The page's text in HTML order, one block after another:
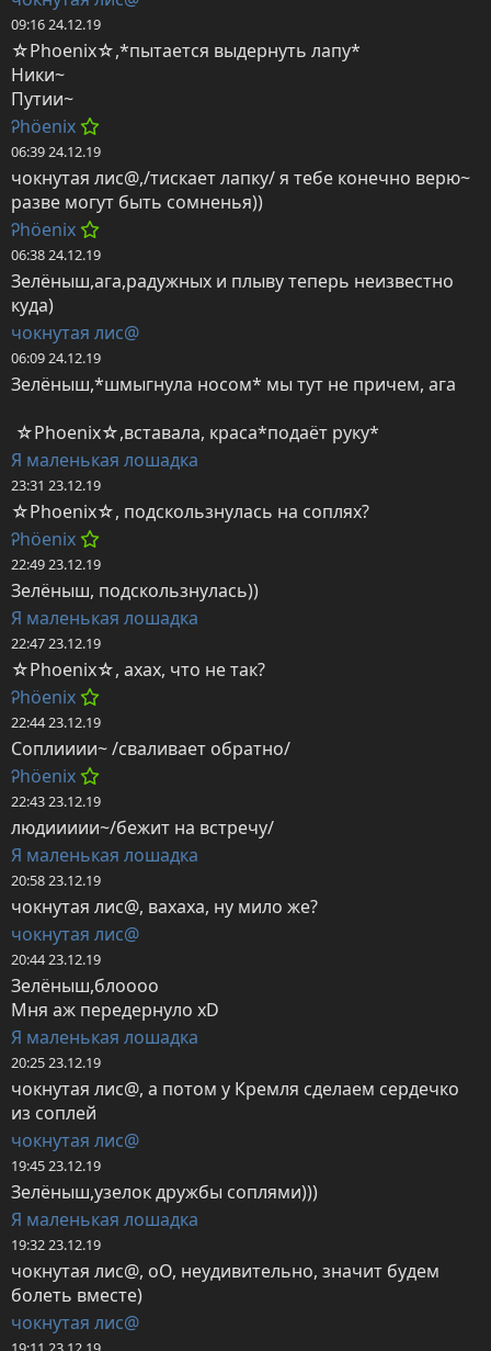
09:16 24.12.19
☆Phoenix☆,*пытается выдернуть лапу*
Ники~
Путии~
Ꭾhöenix
06:39 24.12.19
чокнутая лис@,/тискает лапку/ я тебе конечно верю~
разве могут быть сомненья))
Ꭾhöenix
06:38 24.12.19
Зелёныш,ага,радужных и плыву теперь неизвестно
куда)
чокнутая лис@
06:09 24.12.19
Зелёныш,*шмыгнула носом* мы тут не причем, ага
☆Phoenix☆,вставала, краса*подаёт руку*
Я маленькая лошадка
23:31 23.12.19
☆Phoenix☆, подскользнулась на соплях?
Ꭾhöenix
22:49 23.12.19
Зелёныш, подскользнулась))
Я маленькая лошадка
22:47 23.12.19
☆Phoenix☆, ахах, что не так?
Ꭾhöenix
22:44 23.12.19
Соплииии~ /сваливает обратно/
Ꭾhöenix
22:43 23.12.19
людиииии~/бежит на встречу/
Я маленькая лошадка
20:58 23.12.19
чокнутая лис@, вахаха, ну мило же?
чокнутая лис@
20:44 23.12.19
Зелёныш,блоооо
Мня аж передернуло хD
Я маленькая лошадка
20:25 23.12.19
чокнутая лис@, а потом у Кремля сделаем сердечко
из соплей
чокнутая лис@
19:45 23.12.19
Зелёныш,узелок дружбы соплями)))
Я маленькая лошадка
19:32 23.12.19
чокнутая лис@, оО, неудивительно, значит будем
болеть вместе)
чокнутая лис@